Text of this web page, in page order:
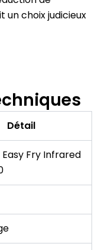
un choix judicieux
Détail
Easy Fry Infrared